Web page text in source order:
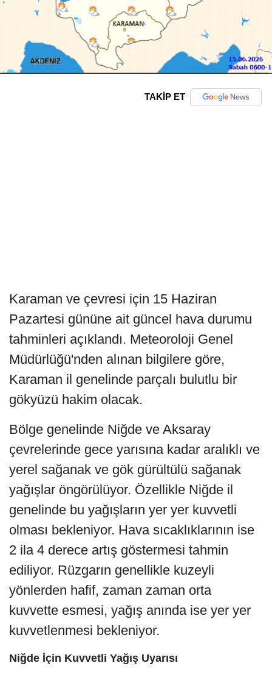
TAKİP ET
Karaman ve çevresi için 15 Haziran
Pazartesi gününe ait güncel hava durumu
tahminleri açıklandı. Meteoroloji Genel
Müdürlüğü'nden alınan bilgilere göre,
Karaman il genelinde parçalı bulutlu bir
gökyüzü hakim olacak.
Bölge genelinde Niğde ve Aksaray
çevrelerinde gece yarısına kadar aralıklı ve
yerel sağanak ve gök gürültülü sağanak
yağışlar öngörülüyor. Özellikle Niğde il
genelinde bu yağışların yer yer kuvvetli
olması bekleniyor. Hava sıcaklıklarının ise
2 ila 4 derece artış göstermesi tahmin
ediliyor. Rüzgarın genellikle kuzeyli
yönlerden hafif, zaman zaman orta
kuvvette esmesi, yağış anında ise yer yer
kuvvetlenmesi bekleniyor.
Niğde İçin Kuvvetli Yağış Uyarısı